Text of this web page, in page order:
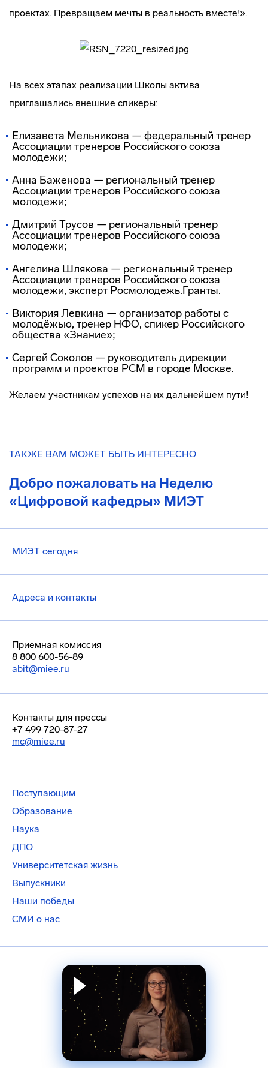
проектах. Превращаем мечты в реальность вместе!».
На всех этапах реализации Школы актива
приглашались внешние спикеры:
Елизавета Мельникова — федеральный тренер
Ассоциации тренеров Российского союза
молодежи;
Анна Баженова — региональный тренер
Ассоциации тренеров Российского союза
молодежи;
Дмитрий Трусов — региональный тренер
Ассоциации тренеров Российского союза
молодежи;
Ангелина Шлякова — региональный тренер
Ассоциации тренеров Российского союза
молодежи, эксперт Росмолодежь.Гранты.
Виктория Левкина — организатор работы с
молодёжью, тренер НФО, спикер Российского
общества «Знание»;
Сергей Соколов — руководитель дирекции
программ и проектов РСМ в городе Москве.
Желаем участникам успехов на их дальнейшем пути!
ТАКЖЕ ВАМ МОЖЕТ БЫТЬ ИНТЕРЕСНО
Добро пожаловать на Неделю
«Цифровой кафедры» МИЭТ
МИЭТ сегодня
Адреса и контакты
Приемная комиссия
8 800 600-56-89
abit@miee.ru
Контакты для прессы
+7 499 720-87-27
mc@miee.ru
Поступающим
Образование
Наука
ДПО
Университетская жизнь
Выпускники
Наши победы
СМИ о нас